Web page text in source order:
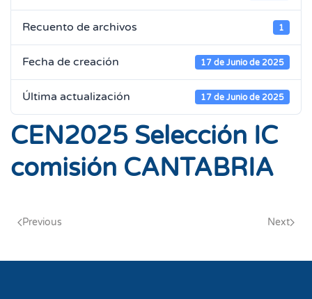
Recuento de archivos 1
Fecha de creación 17 de Junio de 2025
Última actualización 17 de Junio de 2025
CEN2025 Selección IC
comisión CANTABRIA
Previous Next